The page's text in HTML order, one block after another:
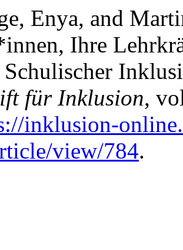
Enya, and
Ihre
für Inklusion,
inklusion-
view/784.